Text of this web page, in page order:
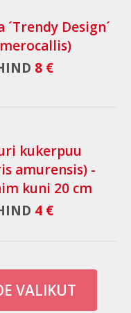
´Trendy Design´
8 €
kukerpuu
amurensis) -
kuni 20 cm
4 €
VALIKUT